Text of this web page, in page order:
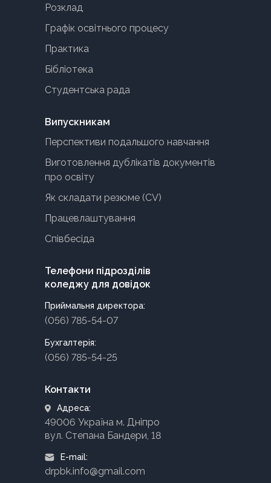
Розклад
Графік освітнього процесу
Практика
Бібліотека
Студентська рада
Випускникам
Перспективи подальшого навчання
Виготовлення дублікатів документів
про освіту
Як складати резюме (CV)
Працевлаштування
Співбесіда
Телефони підрозділів
коледжу для довідок
Приймальня директора:
(056) 785-54-07
Бухгалтерія:
(056) 785-54-25
Контакти
Адреса:
49006 Україна м. Дніпро
вул. Степана Бандери, 18
E-mail:
drpbk.info@gmail.com